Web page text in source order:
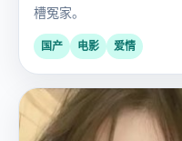
槽冤家。
国产 电影
爱情
2024
国